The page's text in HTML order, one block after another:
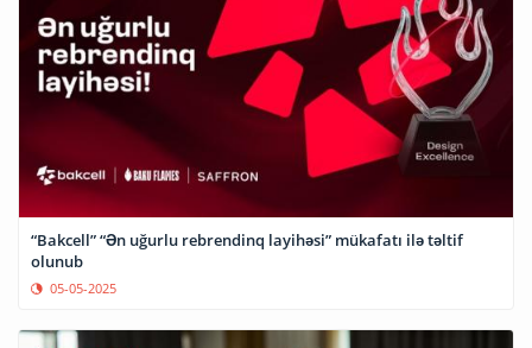
“Bakcell” “Ən uğurlu rebrendinq layihəsi” mükafatı ilə təltif
olunub
05-05-2025